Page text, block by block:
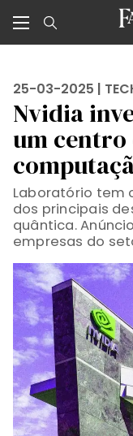
25-03-2025 |
Nvidia
um centro
Laboratório tem
dos principais
quântica.
empresas do